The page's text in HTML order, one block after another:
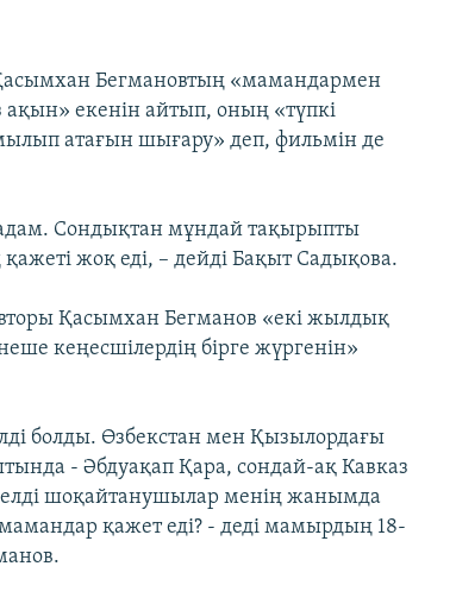
Бегмановтың «мамандармен
ақын» екенін айтып, оның «түпкі
атағын шығару» деп, фильмін де
Сондықтан мұндай тақырыпты
жоқ еді, – дейді Бақыт Садықова.
Қасымхан Бегманов «екі жылдық
кеңесшілердің бірге жүргенін»
болды. Өзбекстан мен Қызылордағы
- Әбдуақап Қара, сондай-ақ Кавказ
шоқайтанушылар менің жанымда
қажет еді? - деді мамырдың 18-